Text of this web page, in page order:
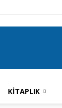
KİTAPLIK